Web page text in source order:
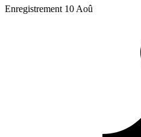
Enregistrement 10 Aoû